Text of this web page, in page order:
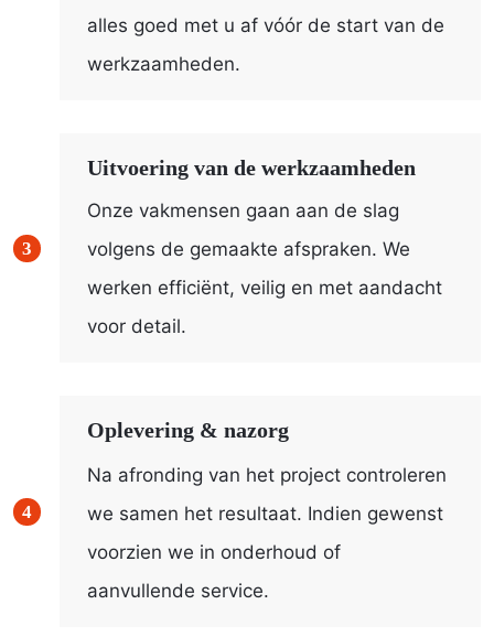
alles goed met u af vóór de start van de
werkzaamheden.
Uitvoering van de werkzaamheden
Onze vakmensen gaan aan de slag
volgens de gemaakte afspraken. We
werken efficiënt, veilig en met aandacht
voor detail.
Oplevering & nazorg
Na afronding van het project controleren
we samen het resultaat. Indien gewenst
voorzien we in onderhoud of
aanvullende service.